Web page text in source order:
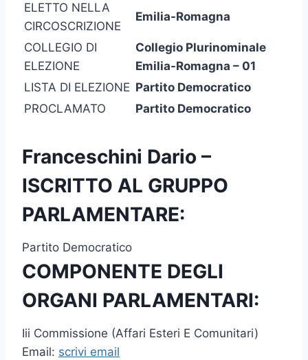
ELETTO NELLA
CIRCOSCRIZIONE
Emilia-Romagna
COLLEGIO DI
ELEZIONE
Collegio Plurinominale
Emilia-Romagna – 01
LISTA DI ELEZIONE Partito Democratico
PROCLAMATO
Partito Democratico
Franceschini Dario –
ISCRITTO AL GRUPPO
PARLAMENTARE:
Partito Democratico
COMPONENTE DEGLI
ORGANI PARLAMENTARI:
Iii Commissione (Affari Esteri E Comunitari)
Email: scrivi email